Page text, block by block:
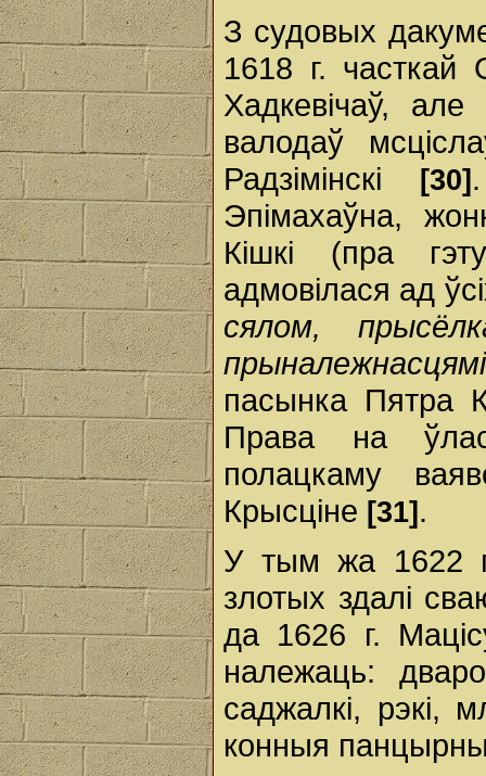
З судовых
1618 г. часткай
Хадкевічаў,
валодаў
Радзімінскі
[30]
Эпімахаўна,
Кішкі (пра
адмовілася ад
сялом,
пасынка Пятра
Права на
полацкаму
Крысціне [31] .
У тым жа 1622
злотых здалі
да 1626 г.
належаць:
саджалкі, рэкі,
конныя